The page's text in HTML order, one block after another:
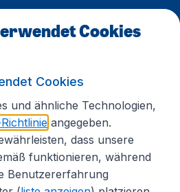
Cookies
Cookies
und ähnliche Technologien,
angegeben.
dass unsere
funktionieren, während
Benutzererfahrung